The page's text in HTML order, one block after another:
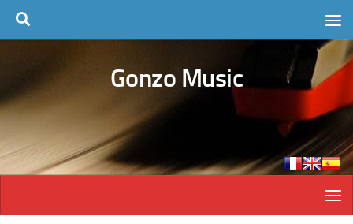
Skip to content
Gonzo Music